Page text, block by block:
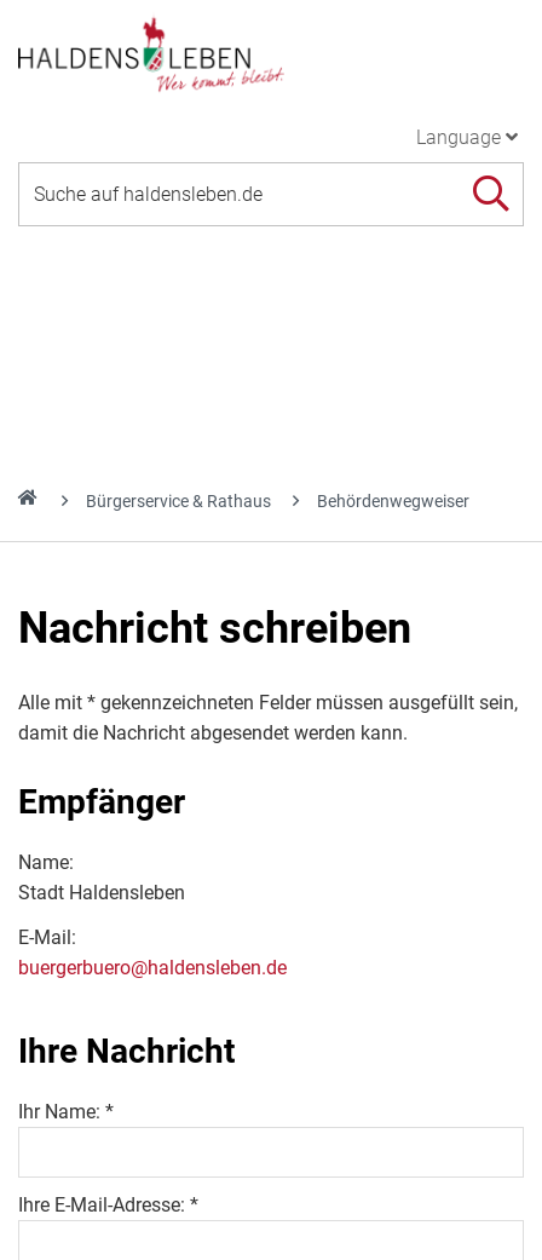
Language
Bürgerservice & Rathaus Behördenwegweiser
Nachricht schreiben
Alle mit * gekennzeichneten Felder müssen ausgefüllt sein,
damit die Nachricht abgesendet werden kann.
Empfänger
Name:
Stadt Haldensleben
E-Mail:
buergerbuero@haldensleben.de
Ihre Nachricht
Ihr Name: *
Ihre E-Mail-Adresse: *